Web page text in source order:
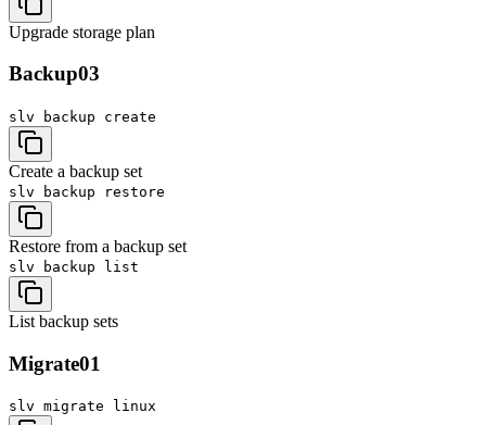
Upgrade storage plan
Backup03
slv backup create
Create a backup set
slv backup restore
Restore from a backup set
slv backup list
List backup sets
Migrate01
slv migrate linux